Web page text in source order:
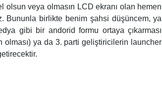
olsun veya olmasın LCD ekranı olan hemen
Bununla birlikte benim şahsi düşüncem, ya
gibi bir andorid formu ortaya çıkarması
ya da 3. parti geliştiricilerin launcher